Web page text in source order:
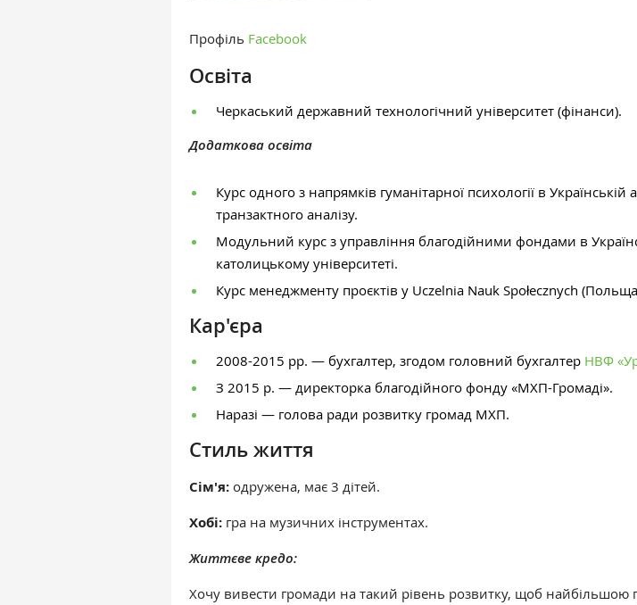
Профіль Facebook
Освіта
Черкаський державний технологічний університет (фінанси).
Додаткова освіта
Курс одного з напрямків гуманітарної психології в Українській
транзактного аналізу.
Модульний курс з управління благодійними фондами в
католицькому університеті.
Курс менеджменту проєктів у Uczelnia Nauk Społecznych
Кар'єра
2008-2015 рр. — бухгалтер, згодом головний бухгалтер НВФ
З 2015 р. — директорка благодійного фонду «МХП-Громаді».
Наразі — голова ради розвитку громад МХП.
Стиль життя
Сім'я: одружена, має 3 дітей.
Хобі: гра на музичних інструментах.
Життєве кредо:
Хочу вивести громади на такий рівень розвитку, щоб